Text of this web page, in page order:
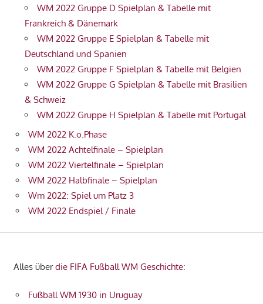
WM 2022 Gruppe D Spielplan & Tabelle mit
Frankreich & Dänemark
WM 2022 Gruppe E Spielplan & Tabelle mit
Deutschland und Spanien
WM 2022 Gruppe F Spielplan & Tabelle mit Belgien
WM 2022 Gruppe G Spielplan & Tabelle mit Brasilien
& Schweiz
WM 2022 Gruppe H Spielplan & Tabelle mit Portugal
WM 2022 K.o.Phase
WM 2022 Achtelfinale – Spielplan
WM 2022 Viertelfinale – Spielplan
WM 2022 Halbfinale – Spielplan
Wm 2022: Spiel um Platz 3
WM 2022 Endspiel / Finale
Alles überdie FIFA Fußball WM Geschichte:
Fußball WM 1930 in Uruguay